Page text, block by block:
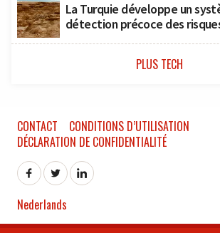
La Turquie développe un
détection précoce des
PLUS TECH
CONTACT
CONDITIONS D’UTILISATION
DÉCLARATION DE CONFIDENTIALITÉ
Nederlands